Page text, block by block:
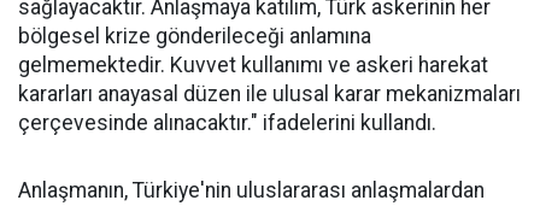
sağlayacaktır. Anlaşmaya katılım, Türk askerinin her
bölgesel krize gönderileceği anlamına
gelmemektedir. Kuvvet kullanımı ve askeri harekat
kararları anayasal düzen ile ulusal karar mekanizmaları
çerçevesinde alınacaktır." ifadelerini kullandı.
Anlaşmanın, Türkiye'nin uluslararası anlaşmalardan